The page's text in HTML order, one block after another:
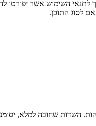
לתנאי השימוש אשר יפורטו
לסוג התוכן.